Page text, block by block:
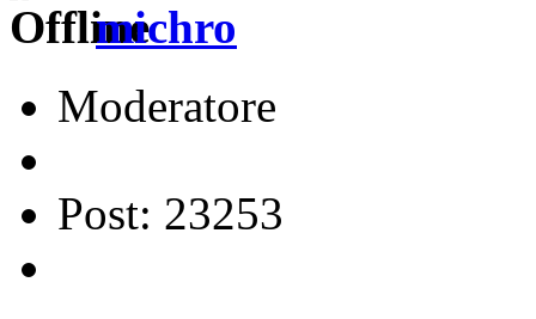
michro
Moderatore
Post: 23253